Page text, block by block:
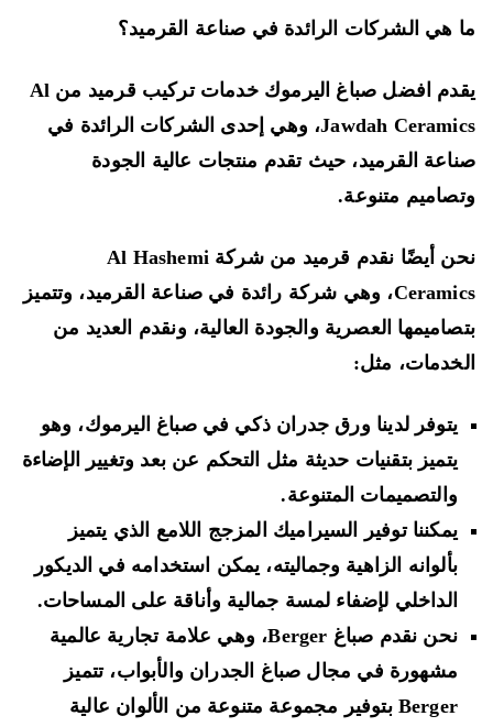
هي الشركات الرائدة في صناعة القرميد؟
يقدم افضل صباغ اليرموك خدمات تركيب قرميد من Al
Jawdah Ceramics، وهي إحدى الشركات الرائدة في
القرميد، حيث تقدم منتجات عالية الجودة
متنوعة.
نحن أيضًا نقدم قرميد من شركة Al Hashemi
Ceramics، وهي شركة رائدة في صناعة القرميد، وتتميز
العصرية والجودة العالية، ونقدم العديد من
مثل:
يتوفر لدينا ورق جدران ذكي في صباغ اليرموك، وهو
يتميز بتقنيات حديثة مثل التحكم عن بعد وتغيير الإضاءة
والتصميمات المتنوعة.
يمكننا توفير السيراميك المزجج اللامع الذي يتميز
بألوانه الزاهية وجماليته، يمكن استخدامه في الديكور
الداخلي لإضفاء لمسة جمالية وأناقة على المساحات.
نحن نقدم صباغ Berger، وهي علامة تجارية عالمية
مشهورة في مجال صباغ الجدران والأبواب، تتميز
Berger بتوفير مجموعة متنوعة من الألوان عالية